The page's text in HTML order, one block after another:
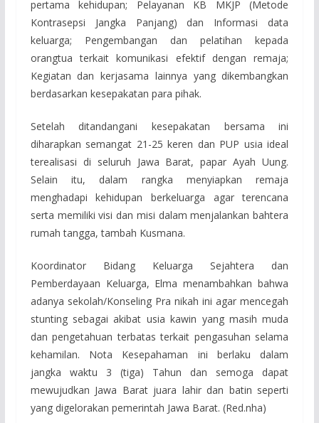
pertama kehidupan; Pelayanan KB MKJP (Metode
Kontrasepsi Jangka Panjang) dan Informasi data
keluarga; Pengembangan dan pelatihan kepada
orangtua terkait komunikasi efektif dengan remaja;
Kegiatan dan kerjasama lainnya yang dikembangkan
berdasarkan kesepakatan para pihak.
Setelah ditandangani kesepakatan bersama ini
diharapkan semangat 21-25 keren dan PUP usia ideal
terealisasi di seluruh Jawa Barat, papar Ayah Uung.
Selain itu, dalam rangka menyiapkan remaja
menghadapi kehidupan berkeluarga agar terencana
serta memiliki visi dan misi dalam menjalankan bahtera
rumah tangga, tambah Kusmana.
Koordinator Bidang Keluarga Sejahtera dan
Pemberdayaan Keluarga, Elma menambahkan bahwa
adanya sekolah/Konseling Pra nikah ini agar mencegah
stunting sebagai akibat usia kawin yang masih muda
dan pengetahuan terbatas terkait pengasuhan selama
kehamilan. Nota Kesepahaman ini berlaku dalam
jangka waktu 3 (tiga) Tahun dan semoga dapat
mewujudkan Jawa Barat juara lahir dan batin seperti
yang digelorakan pemerintah Jawa Barat. (Red.nha)